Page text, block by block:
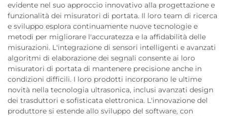
evidente nel suo approccio innovativo alla progettazione e
funzionalità dei misuratori di portata. Il loro team di ricerca
e sviluppo esplora continuamente nuove tecnologie e
metodi per migliorare l'accuratezza e la affidabilità delle
misurazioni. L'integrazione di sensori intelligenti e avanzati
algoritmi di elaborazione dei segnali consente ai loro
misuratori di portata di mantenere precisione anche in
condizioni difficili. I loro prodotti incorporano le ultime
novità nella tecnologia ultrasonica, inclusi avanzati design
dei trasduttori e sofisticata elettronica. L'innovazione del
produttore si estende allo sviluppo del software, con